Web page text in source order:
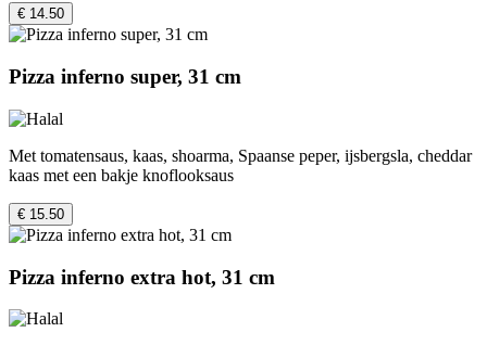
€ 14.50
Pizza inferno super, 31 cm
Met tomatensaus, kaas, shoarma, Spaanse peper, ijsbergsla, cheddar
kaas met een bakje knoflooksaus
€ 15.50
Pizza inferno extra hot, 31 cm